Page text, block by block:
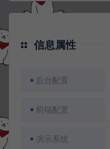
信息属性
后台配置
前端配置
演示系统